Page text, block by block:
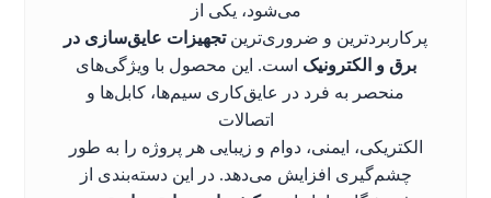
می‌شود، یکی از
پرکاربردترین و ضروری‌ترینتجهیزات عایق‌سازی در
برق و الکترونیک است. این محصول با ویژگی‌های
منحصر به فرد در عایق‌کاری سیم‌ها، کابل‌ها و
اتصالات
الکتریکی، ایمنی، دوام و زیبایی هر پروژه را به طور
چشم‌گیری افزایش می‌دهد. در این دسته‌بندی از